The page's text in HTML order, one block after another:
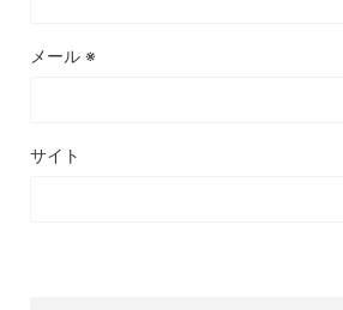
メール ※
サイト